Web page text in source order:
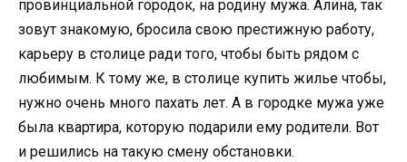
провинциальной городок, на родину мужа. Алина, так
зовут знакомую, бросила свою престижную работу,
карьеру в столице ради того, чтобы быть рядом с
любимым. К тому же, в столице купить жилье чтобы,
нужно очень много пахать лет. А в городке мужа уже
была квартира, которую подарили ему родители. Вот
и решились на такую смену обстановки.